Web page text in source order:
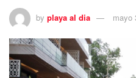
by playa al dia mayo